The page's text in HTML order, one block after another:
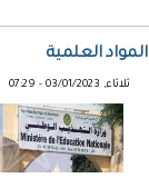
العلمية
ثلاثاء, 03/01/2023 - 07:29